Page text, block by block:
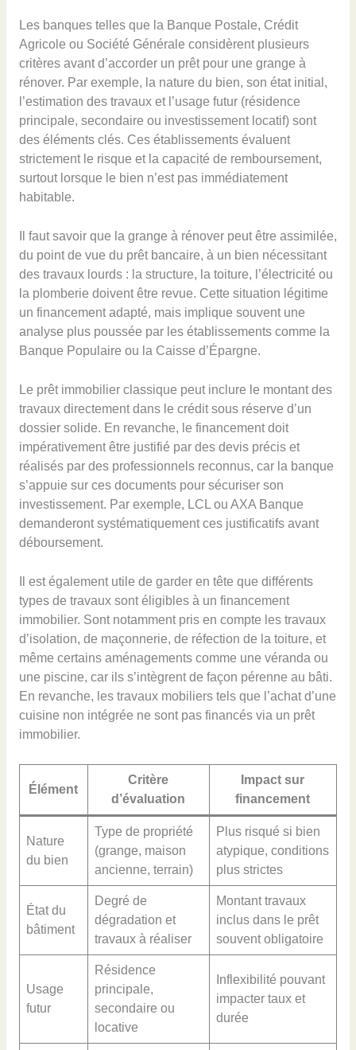
Les banques telles que la Banque Postale, Crédit
Agricole ou Société Générale considèrent plusieurs
critères avant d’accorder un prêt pour une grange à
rénover. Par exemple, la nature du bien, son état initial,
l’estimation des travaux et l’usage futur (résidence
principale, secondaire ou investissement locatif) sont
des éléments clés. Ces établissements évaluent
strictement le risque et la capacité de remboursement,
surtout lorsque le bien n’est pas immédiatement
habitable.
Il faut savoir que la grange à rénover peut être assimilée,
du point de vue du prêt bancaire, à un bien nécessitant
des travaux lourds : la structure, la toiture, l’électricité ou
la plomberie doivent être revue. Cette situation légitime
un financement adapté, mais implique souvent une
analyse plus poussée par les établissements comme la
Banque Populaire ou la Caisse d’Épargne.
Le prêt immobilier classique peut inclure le montant des
travaux directement dans le crédit sous réserve d’un
dossier solide. En revanche, le financement doit
impérativement être justifié par des devis précis et
réalisés par des professionnels reconnus, car la banque
s’appuie sur ces documents pour sécuriser son
investissement. Par exemple, LCL ou AXA Banque
demanderont systématiquement ces justificatifs avant
déboursement.
Il est également utile de garder en tête que différents
types de travaux sont éligibles à un financement
immobilier. Sont notamment pris en compte les travaux
d’isolation, de maçonnerie, de réfection de la toiture, et
même certains aménagements comme une véranda ou
une piscine, car ils s’intègrent de façon pérenne au bâti.
En revanche, les travaux mobiliers tels que l’achat d’une
cuisine non intégrée ne sont pas financés via un prêt
immobilier.
Élément
Critère
d’évaluation
Impact sur
financement
Nature
du bien
Type de propriété
(grange, maison
ancienne, terrain)
Plus risqué si bien
atypique, conditions
plus strictes
État du
bâtiment
Degré de
dégradation et
travaux à réaliser
Montant travaux
inclus dans le prêt
souvent obligatoire
Usage
futur
Résidence
principale,
secondaire ou
locative
Inflexibilité pouvant
impacter taux et
durée